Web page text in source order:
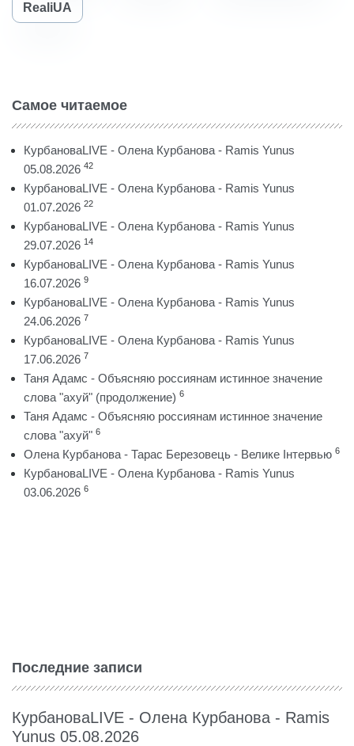
RealiUA
Самое читаемое
КурбановаLIVE - Олена Курбанова - Ramis Yunus
05.08.2026 42
КурбановаLIVE - Олена Курбанова - Ramis Yunus
01.07.2026 22
КурбановаLIVE - Олена Курбанова - Ramis Yunus
29.07.2026 14
КурбановаLIVE - Олена Курбанова - Ramis Yunus
16.07.2026 9
КурбановаLIVE - Олена Курбанова - Ramis Yunus
24.06.2026 7
КурбановаLIVE - Олена Курбанова - Ramis Yunus
17.06.2026 7
Таня Адамс - Объясняю россиянам истинное значение
слова "ахуй" (продолжение) 6
Таня Адамс - Объясняю россиянам истинное значение
слова "ахуй" 6
Олена Курбанова - Тарас Березовець - Велике Інтервью 6
КурбановаLIVE - Олена Курбанова - Ramis Yunus
03.06.2026 6
Последние записи
КурбановаLIVE - Олена Курбанова - Ramis
Yunus 05.08.2026